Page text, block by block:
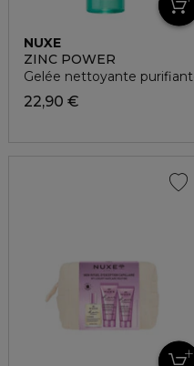
NUXE
ZINC POWER
Gelée nettoyante
22,90 €